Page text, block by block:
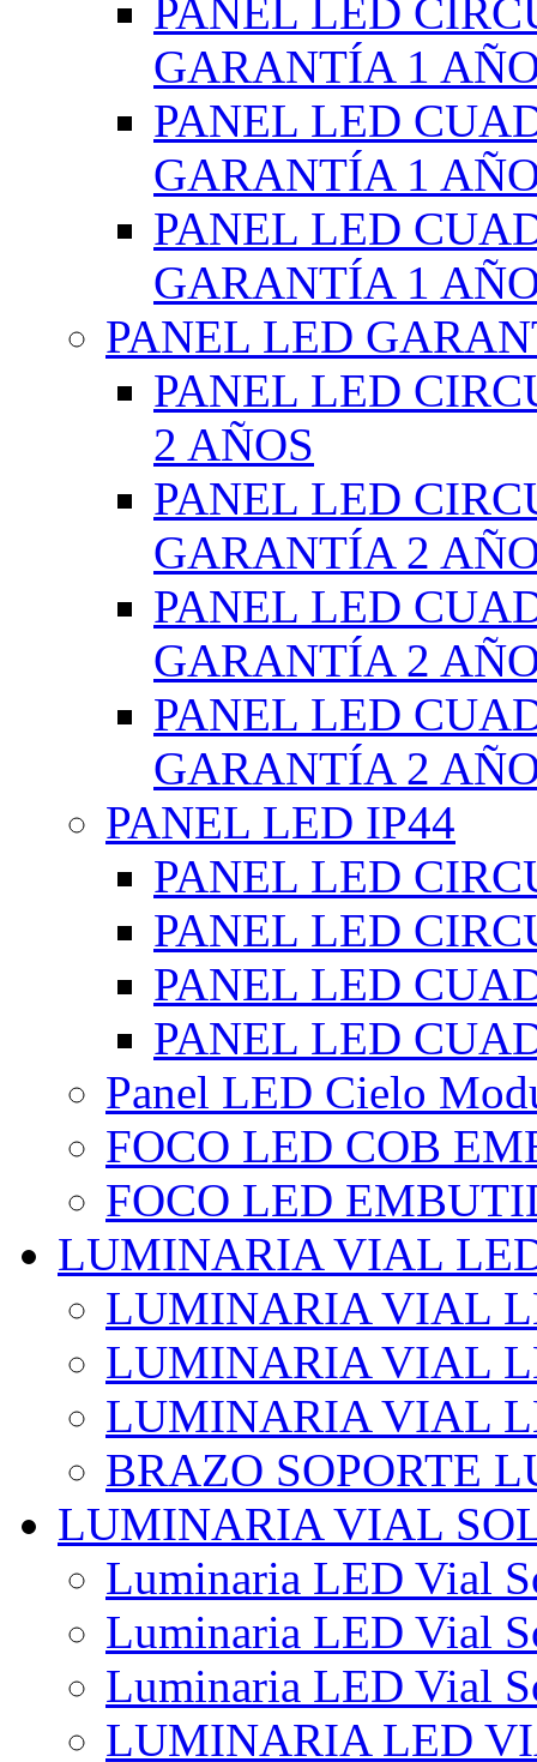
PANEL LED
GARANTÍA 1
PANEL LED
GARANTÍA 1
PANEL LED
GARANTÍA 1
PANEL LED
PANEL LED
2 AÑOS
PANEL LED
GARANTÍA 2
PANEL LED
GARANTÍA 2
PANEL LED
GARANTÍA 2
PANEL LED IP44
PANEL LED
PANEL LED
PANEL LED
PANEL LED
Panel LED Cielo
FOCO LED COB
FOCO LED
LUMINARIA VIAL
LUMINARIA VIAL
LUMINARIA VIAL
LUMINARIA VIAL
BRAZO SOPORTE
LUMINARIA VIAL
Luminaria LED Vial
Luminaria LED Vial
Luminaria LED Vial
LUMINARIA LED